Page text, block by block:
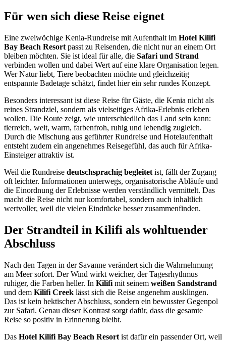
Für wen sich diese Reise eignet
Eine zweiwöchige Kenia-Rundreise mit Aufenthalt im Hotel Kilifi
Bay Beach Resort passt zu Reisenden, die nicht nur an einem Ort
bleiben möchten. Sie ist ideal für alle, die Safari und Strand
verbinden wollen und dabei Wert auf eine klare Organisation legen.
Wer Natur liebt, Tiere beobachten möchte und gleichzeitig
entspannte Badetage schätzt, findet hier ein sehr rundes Konzept.
Besonders interessant ist diese Reise für Gäste, die Kenia nicht als
reines Strandziel, sondern als vielseitiges Afrika-Erlebnis erleben
wollen. Die Route zeigt, wie unterschiedlich das Land sein kann:
tierreich, weit, warm, farbenfroh, ruhig und lebendig zugleich.
Durch die Mischung aus geführter Rundreise und Hotelaufenthalt
entsteht zudem ein angenehmes Reisegefühl, das auch für Afrika-
Einsteiger attraktiv ist.
Weil die Rundreise deutschsprachig begleitet ist, fällt der Zugang
oft leichter. Informationen unterwegs, organisatorische Abläufe und
die Einordnung der Erlebnisse werden verständlich vermittelt. Das
macht die Reise nicht nur komfortabel, sondern auch inhaltlich
wertvoller, weil die vielen Eindrücke besser zusammenfinden.
Der Strandteil in Kilifi als wohltuender
Abschluss
Nach den Tagen in der Savanne verändert sich die Wahrnehmung
am Meer sofort. Der Wind wirkt weicher, der Tagesrhythmus
ruhiger, die Farben heller. In Kilifi mit seinem weißen Sandstrand
und dem Kilifi Creek lässt sich die Reise angenehm ausklingen.
Das ist kein hektischer Abschluss, sondern ein bewusster Gegenpol
zur Safari. Genau dieser Kontrast sorgt dafür, dass die gesamte
Reise so positiv in Erinnerung bleibt.
Das Hotel Kilifi Bay Beach Resort ist dafür ein passender Ort, weil